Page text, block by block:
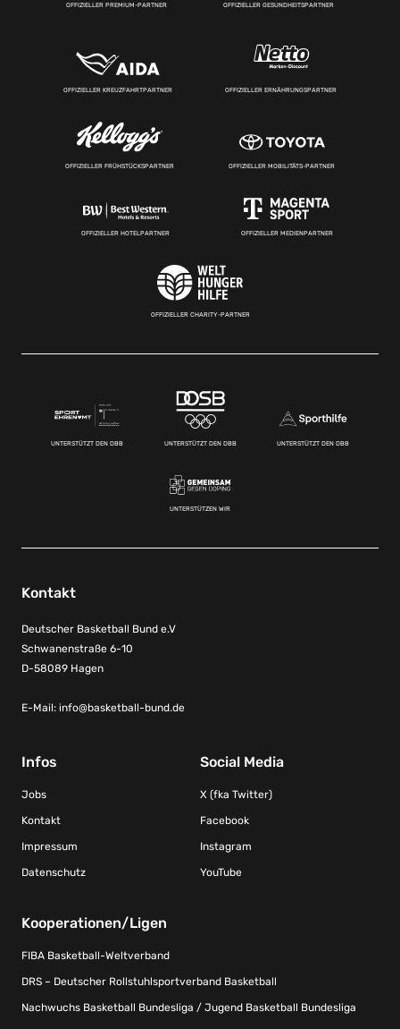
OFFIZIELLER PREMIUM-PARTNER OFFIZIELLER GESUNDHEITSPARTNER
OFFIZIELLER KREUZFAHRTPARTNER OFFIZIELLER ERNÄHRUNGSPARTNER
OFFIZIELLER FRÜHSTÜCKSPARTNER OFFIZIELLER MOBILITÄTS-PARTNER
OFFIZIELLER HOTELPARTNER OFFIZIELLER MEDIENPARTNER
OFFIZIELLER CHARITY-PARTNER
UNTERSTÜTZT DEN DBB UNTERSTÜTZT DEN DBB UNTERSTÜTZT DEN DBB
UNTERSTÜTZEN WIR
Kontakt
Deutscher Basketball Bund e.V
Schwanenstraße 6-10
D-58089 Hagen
E-Mail: info@basketball-bund.de
Infos
Jobs
Kontakt
Impressum
Datenschutz
Social Media
X (fka Twitter)
Facebook
Instagram
YouTube
Kooperationen/Ligen
FIBA Basketball-Weltverband
DRS – Deutscher Rollstuhlsportverband Basketball
Nachwuchs Basketball Bundesliga / Jugend Basketball Bundesliga